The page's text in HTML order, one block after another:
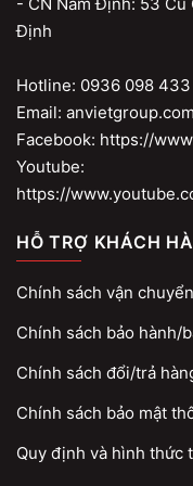
Định
Hotline: 0936 098
Email:
Facebook: https://
Youtube:
https://
HỖ TRỢ KHÁCH
Chính sách vận
Chính sách bảo hành/
Chính sách đổi/trả
Chính sách bảo mật
Quy định và hình thức